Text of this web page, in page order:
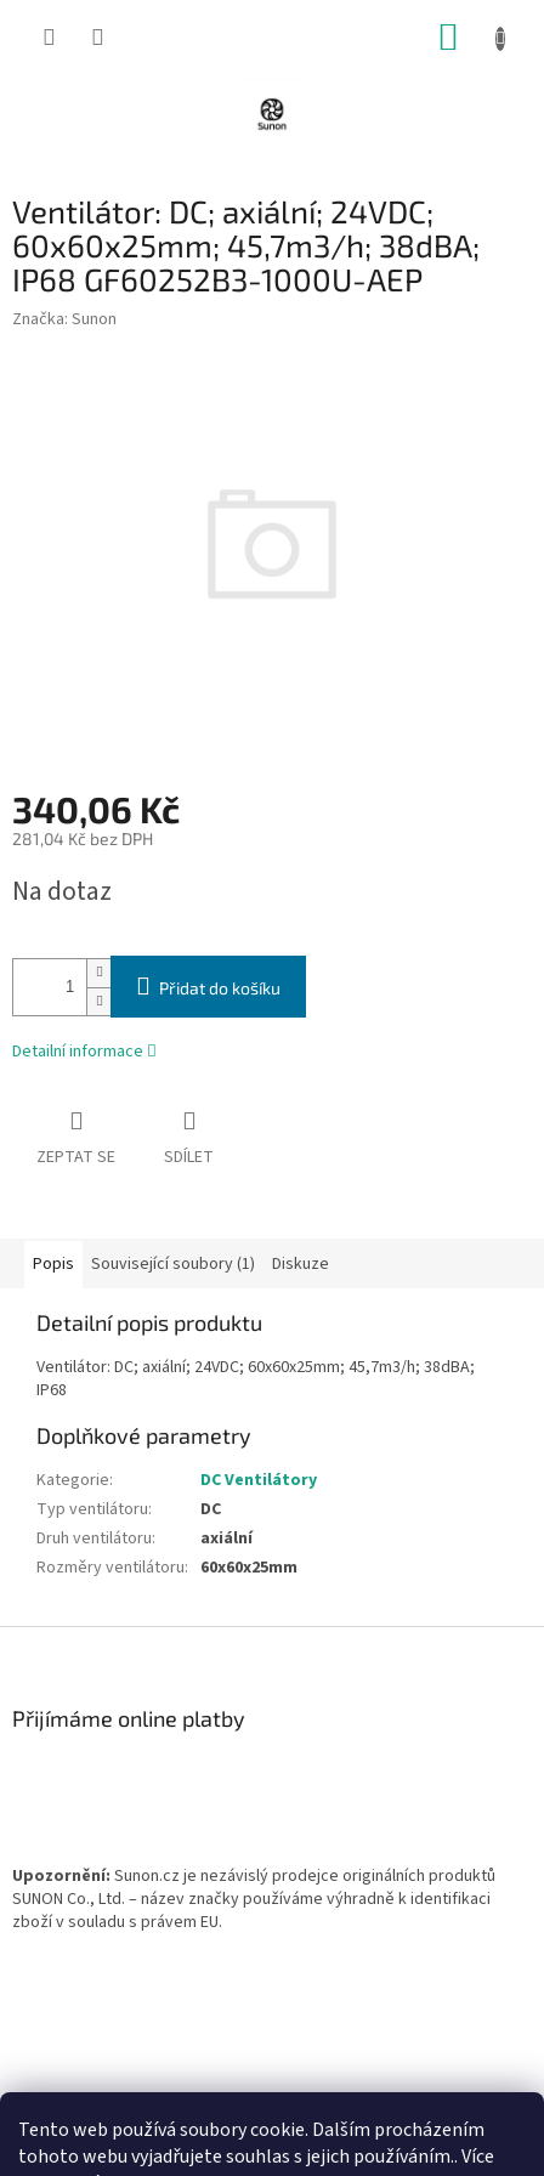
Tento web používá soubory cookie. Dalším procházením
tohoto webu vyjadřujete souhlas s jejich používáním.. Více
Ventilátor: DC; axiální; 24VDC;
60x60x25mm; 45,7m3/h; 38dBA;
IP68 GF60252B3-1000U-AEP
Značka: Sunon
340,06 Kč
281,04 Kč bez DPH
cena:
Na dotaz
Přidat do košíku
Detailní informace
ZEPTAT SE SDÍLET
Popis Související soubory (1) Diskuze
Detailní popis produktu
Ventilátor: DC; axiální; 24VDC; 60x60x25mm; 45,7m3/h; 38dBA;
IP68
Doplňkové parametry
Kategorie:
DC Ventilátory
Typ ventilátoru:
DC
Druh ventilátoru:
axiální
Rozměry ventilátoru: 60x60x25mm
Přijímáme online platby
Upozornění: Sunon.cz je nezávislý prodejce originálních produktů
SUNON Co., Ltd. – název značky používáme výhradně k identifikaci
zboží v souladu s právem EU.